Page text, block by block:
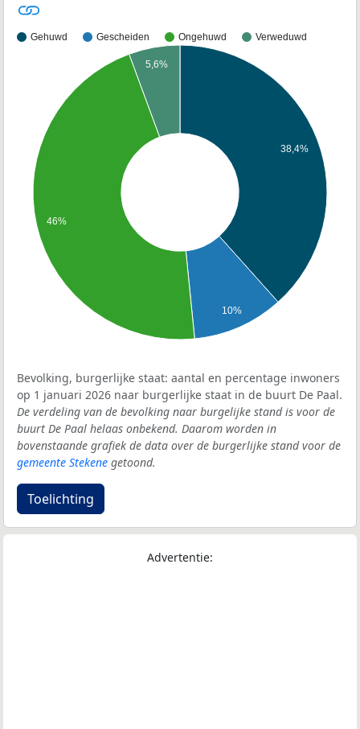
Gehuwd Gescheiden Ongehuwd Verweduwd
38,4%
10%
5,6%
46%
Bevolking, burgerlijke staat: aantal en percentage inwoners
op 1 januari 2026 naar burgerlijke staat in de buurt De Paal.
De verdeling van de bevolking naar burgelijke stand is voor de
buurt De Paal helaas onbekend. Daarom worden in
bovenstaande grafiek de data over de burgerlijke stand voor de
gemeente Stekene getoond.
Toelichting
Advertentie: